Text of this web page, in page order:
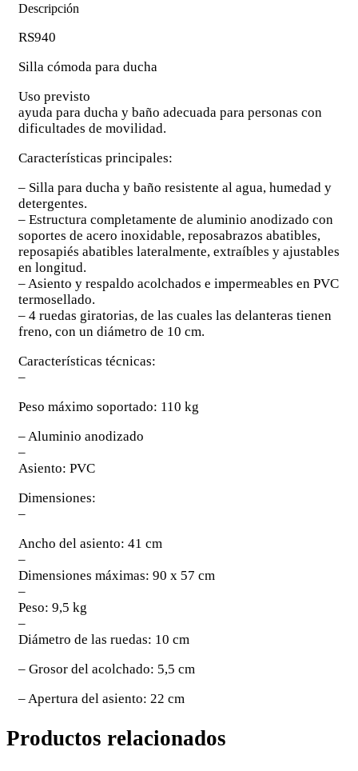
Descripción
RS940
Silla cómoda para ducha
Uso previsto
ayuda para ducha y baño adecuada para personas con
dificultades de movilidad.
Características principales:
– Silla para ducha y baño resistente al agua, humedad y
detergentes.
– Estructura completamente de aluminio anodizado con
soportes de acero inoxidable, reposabrazos abatibles,
reposapiés abatibles lateralmente, extraíbles y ajustables
en longitud.
– Asiento y respaldo acolchados e impermeables en PVC
termosellado.
– 4 ruedas giratorias, de las cuales las delanteras tienen
freno, con un diámetro de 10 cm.
Características técnicas:
–
Peso máximo soportado: 110 kg
– Aluminio anodizado
–
Asiento: PVC
Dimensiones:
–
Ancho del asiento: 41 cm
–
Dimensiones máximas: 90 x 57 cm
–
Peso: 9,5 kg
–
Diámetro de las ruedas: 10 cm
– Grosor del acolchado: 5,5 cm
– Apertura del asiento: 22 cm
Productos relacionados